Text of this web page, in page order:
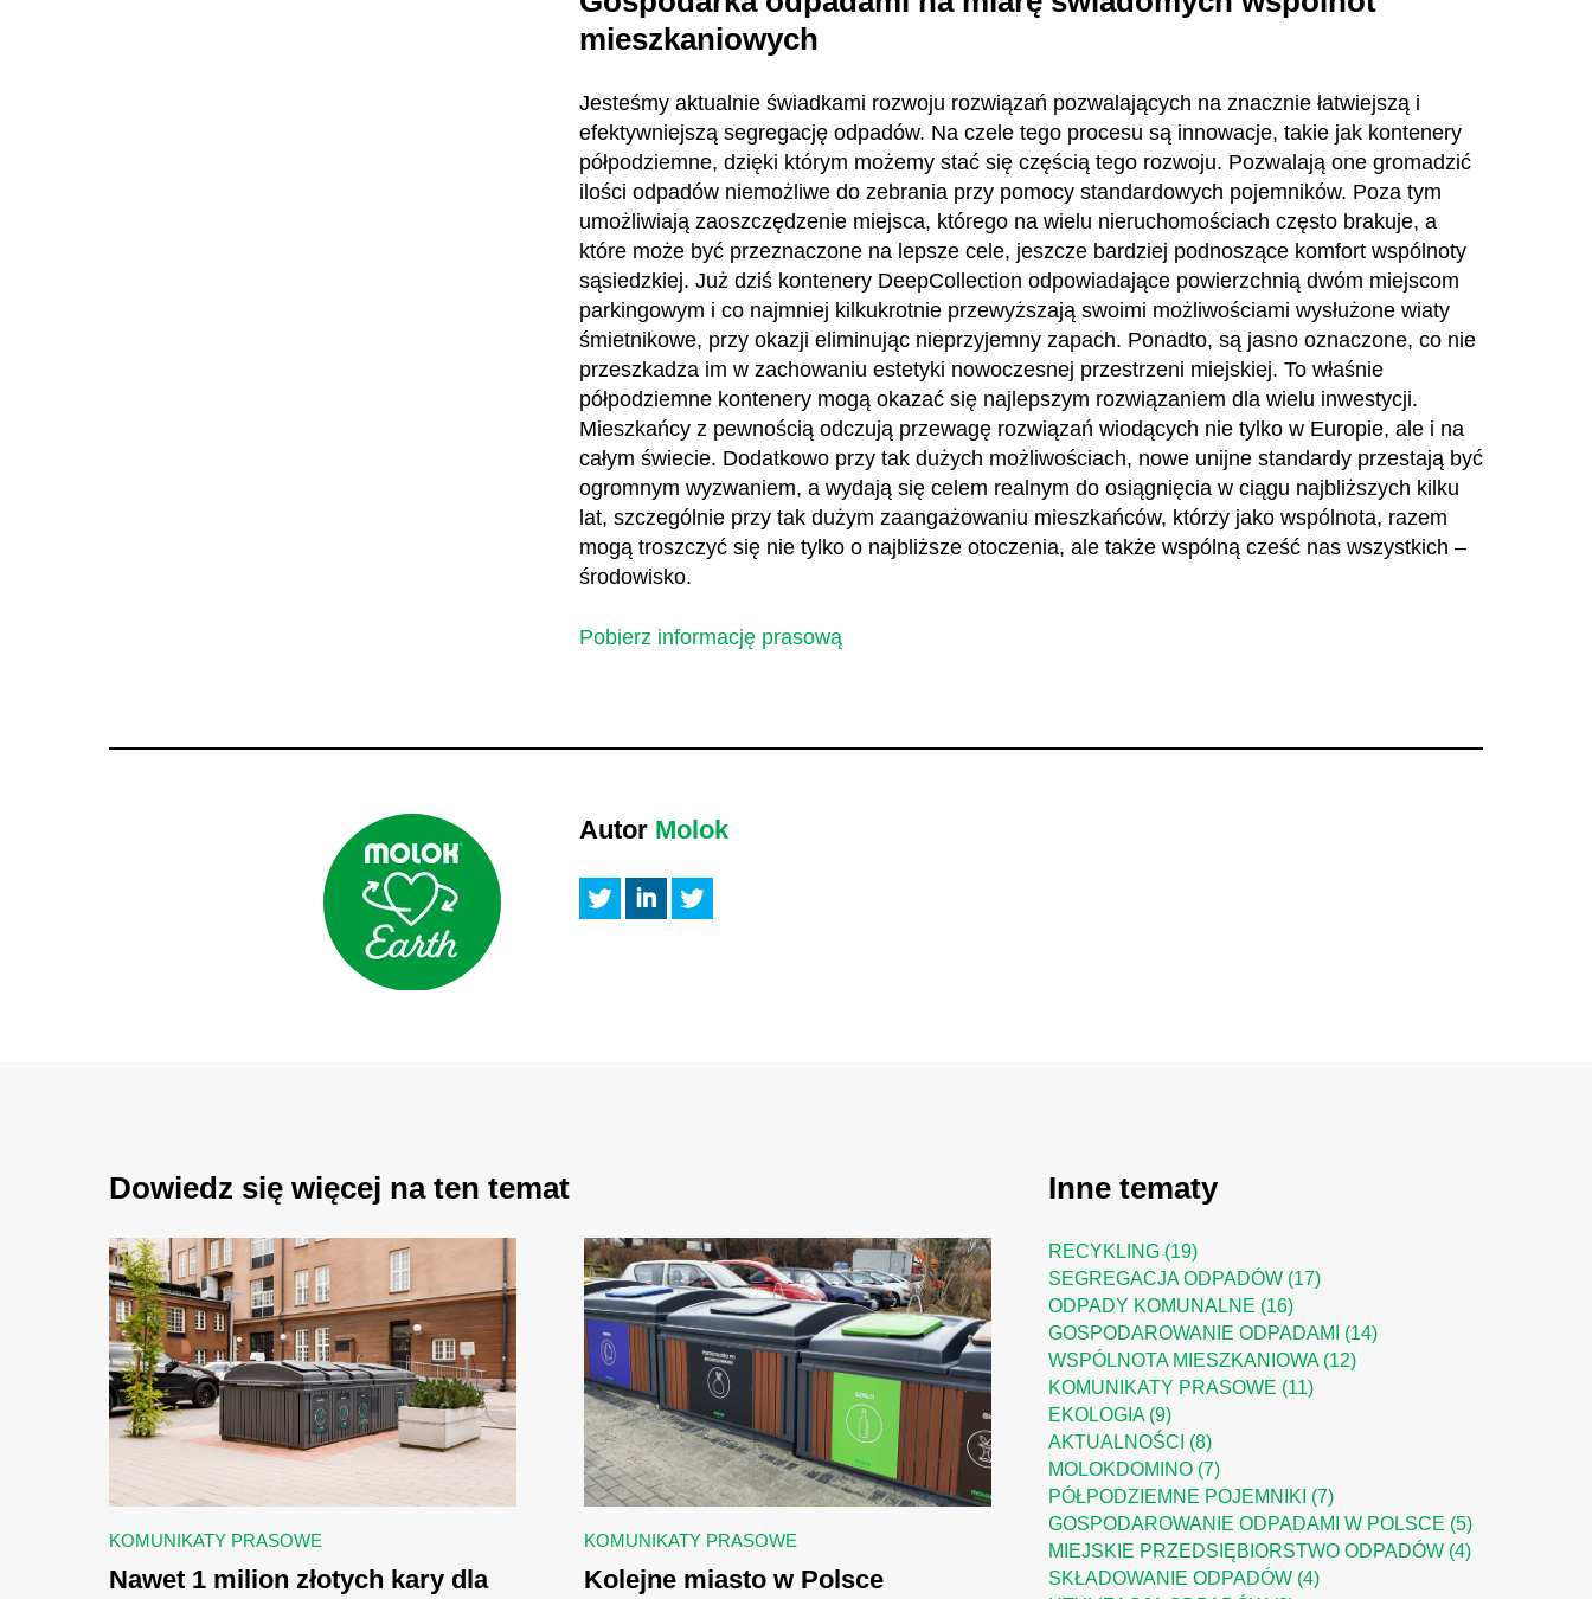
mieszkaniowych
Jesteśmy aktualnie świadkami rozwoju rozwiązań pozwalających na znacznie łatwiejszą i
efektywniejszą segregację odpadów. Na czele tego procesu są innowacje, takie jak kontenery
półpodziemne, dzięki którym możemy stać się częścią tego rozwoju. Pozwalają one gromadzić
ilości odpadów niemożliwe do zebrania przy pomocy standardowych pojemników. Poza tym
umożliwiają zaoszczędzenie miejsca, którego na wielu nieruchomościach często brakuje, a
które może być przeznaczone na lepsze cele, jeszcze bardziej podnoszące komfort wspólnoty
sąsiedzkiej. Już dziś kontenery DeepCollection odpowiadające powierzchnią dwóm miejscom
parkingowym i co najmniej kilkukrotnie przewyższają swoimi możliwościami wysłużone wiaty
śmietnikowe, przy okazji eliminując nieprzyjemny zapach. Ponadto, są jasno oznaczone, co nie
przeszkadza im w zachowaniu estetyki nowoczesnej przestrzeni miejskiej. To właśnie
półpodziemne kontenery mogą okazać się najlepszym rozwiązaniem dla wielu inwestycji.
Mieszkańcy z pewnością odczują przewagę rozwiązań wiodących nie tylko w Europie, ale i na
całym świecie. Dodatkowo przy tak dużych możliwościach, nowe unijne standardy przestają być
ogromnym wyzwaniem, a wydają się celem realnym do osiągnięcia w ciągu najbliższych kilku
lat, szczególnie przy tak dużym zaangażowaniu mieszkańców, którzy jako wspólnota, razem
mogą troszczyć się nie tylko o najbliższe otoczenia, ale także wspólną cześć nas wszystkich –
środowisko.
Pobierz informację prasową
Autor Molok
Dowiedz się więcej na ten temat
KOMUNIKATY PRASOWE
Nawet 1 milion złotych kary dla
KOMUNIKATY PRASOWE
Kolejne miasto w Polsce
Inne tematy
RECYKLING (19)
SEGREGACJA ODPADÓW (17)
ODPADY KOMUNALNE (16)
GOSPODAROWANIE ODPADAMI (14)
WSPÓLNOTA MIESZKANIOWA (12)
KOMUNIKATY PRASOWE (11)
EKOLOGIA (9)
AKTUALNOŚCI (8)
MOLOKDOMINO (7)
PÓŁPODZIEMNE POJEMNIKI (7)
GOSPODAROWANIE ODPADAMI W POLSCE (5)
MIEJSKIE PRZEDSIĘBIORSTWO ODPADÓW (4)
SKŁADOWANIE ODPADÓW (4)